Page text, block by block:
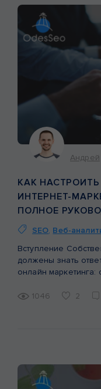
Андрей
КАК
ИНТЕРНЕТ-
ПОЛНОЕ
SEO, Веб-
Вступление
должены знать
онлайн маркетинга:
Когда у
это может
1046 2